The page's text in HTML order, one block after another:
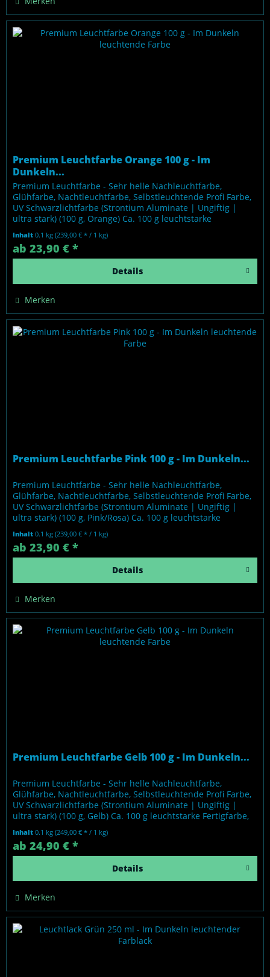
Premium Leuchtfarbe Orange 100 g - Im
Dunkeln...
Premium Leuchtfarbe - Sehr helle Nachleuchtfarbe,
Glühfarbe, Nachtleuchtfarbe, Selbstleuchtende Profi Farbe,
UV Schwarzlichtfarbe (Strontium Aluminate | Ungiftig |
ultra stark) (100 g, Orange) Ca. 100 g leuchtstarke
Inhalt0.1 kg(239,00 € * / 1 kg)
ab 23,90 € *
Details
Merken
Premium Leuchtfarbe Pink 100 g - Im Dunkeln...
Premium Leuchtfarbe - Sehr helle Nachleuchtfarbe,
Glühfarbe, Nachtleuchtfarbe, Selbstleuchtende Profi Farbe,
UV Schwarzlichtfarbe (Strontium Aluminate | Ungiftig |
ultra stark) (100 g, Pink/Rosa) Ca. 100 g leuchtstarke
Inhalt0.1 kg(239,00 € * / 1 kg)
ab 23,90 € *
Details
Merken
Premium Leuchtfarbe Gelb 100 g - Im Dunkeln...
Premium Leuchtfarbe - Sehr helle Nachleuchtfarbe,
Glühfarbe, Nachtleuchtfarbe, Selbstleuchtende Profi Farbe,
UV Schwarzlichtfarbe (Strontium Aluminate | Ungiftig |
ultra stark) (100 g, Gelb) Ca. 100 g leuchtstarke Fertigfarbe,
Inhalt0.1 kg(249,00 € * / 1 kg)
ab 24,90 € *
Details
Merken